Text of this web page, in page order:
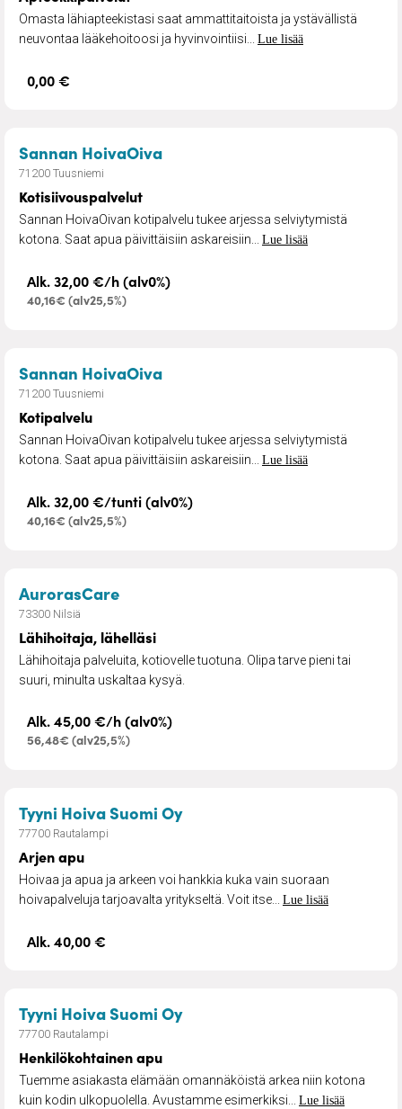
Omasta lähiapteekistasi saat ammattitaitoista ja ystävällistä
neuvontaa lääkehoitoosi ja hyvinvointiisi... Lue lisää
0,00 €
Sannan HoivaOiva– Kotisiivouspalvelut
71200 Tuusniemi
Kotisiivouspalvelut
Sannan HoivaOivan kotipalvelu tukee arjessa selviytymistä
kotona. Saat apua päivittäisiin askareisiin... Lue lisää
Alk. 32,00 €/h (alv0%)
40,16€ (alv25,5%)
Sannan HoivaOiva– Kotipalvelu
71200 Tuusniemi
Kotipalvelu
Sannan HoivaOivan kotipalvelu tukee arjessa selviytymistä
kotona. Saat apua päivittäisiin askareisiin... Lue lisää
Alk. 32,00 €/tunti (alv0%)
40,16€ (alv25,5%)
AurorasCare– Lähihoitaja, lähelläsi
73300 Nilsiä
Lähihoitaja, lähelläsi
Lähihoitaja palveluita, kotiovelle tuotuna. Olipa tarve pieni tai
suuri, minulta uskaltaa kysyä.
Alk. 45,00 €/h (alv0%)
56,48€ (alv25,5%)
Tyyni Hoiva Suomi Oy– Arjen apu
77700 Rautalampi
Arjen apu
Hoivaa ja apua ja arkeen voi hankkia kuka vain suoraan
hoivapalveluja tarjoavalta yritykseltä. Voit itse... Lue lisää
Alk. 40,00 €
Tyyni Hoiva Suomi Oy– Henkilökohtainen apu
77700 Rautalampi
Henkilökohtainen apu
Tuemme asiakasta elämään omannäköistä arkea niin kotona
kuin kodin ulkopuolella. Avustamme esimerkiksi... Lue lisää